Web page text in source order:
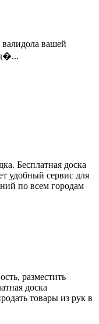
валидола вашей
Бесплатная доска
удобный сервис для
по всем городам
разместить
доска
товары из рук в